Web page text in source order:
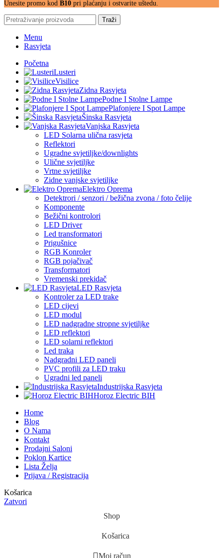
Unesite promo kod B10 pri plaćanju i ostvarite uštedu.
Traži
Menu
Rasvjeta
Početna
Lusteri
Visilice
Zidna Rasvjeta
Podne I Stolne Lampe
Plafonjere I Spot Lampe
Šinska Rasvjeta
Vanjska Rasvjeta
LED Solarna ulična rasvjeta
Reflektori
Ugradne svjetiljke/downlights
Ulične svjetiljke
Vrtne svjetiljke
Zidne vanjske svjetiljke
Elektro Oprema
Detektrori / senzori / bežična zvona / foto čelije
Komponente
Bežični kontrolori
LED Driver
Led transformatori
Prigušnice
RGB Konroler
RGB pojačivač
Transformatori
Vremenski prekidač
LED Rasvjeta
Kontroler za LED trake
LED cijevi
LED modul
LED nadgradne stropne svjetiljke
LED reflektori
LED solarni reflektori
Led traka
Nadgradni LED paneli
PVC profili za LED traku
Ugradni led paneli
Industrijska Rasvjeta
Horoz Electric BIH
Home
Blog
O Nama
Kontakt
Prodajni Saloni
Poklon Kartice
Lista Želja
Prijava / Registracija
Košarica
Zatvori
Shop
Košarica
Moj račun